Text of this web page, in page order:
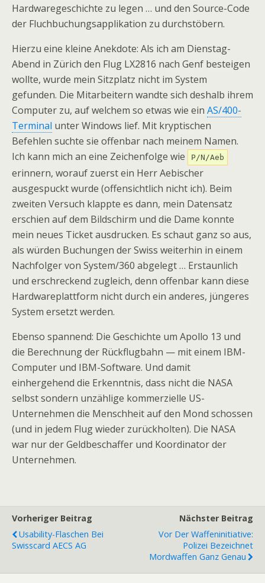
Hardwaregeschichte zu legen … und den Source-Code
der Fluchbuchungsapplikation zu durchstöbern.
Hierzu eine kleine Anekdote: Als ich am Dienstag-
Abend in Zürich den Flug LX2816 nach Genf besteigen
wollte, wurde mein Sitzplatz nicht im System
gefunden. Die Mitarbeitern wandte sich deshalb ihrem
Computer zu, auf welchem so etwas wie ein AS/400-
Terminal unter Windows lief. Mit kryptischen
Befehlen suchte sie offenbar nach meinem Namen.
Ich kann mich an eine Zeichenfolge wie
P/N/Aeb
erinnern, worauf zuerst ein Herr Aebischer
ausgespuckt wurde (offensichtlich nicht ich). Beim
zweiten Versuch klappte es dann, mein Datensatz
erschien auf dem Bildschirm und die Dame konnte
mein neues Ticket ausdrucken. Es schaut ganz so aus,
als würden Buchungen der Swiss weiterhin in einem
Nachfolger von System/360 abgelegt … Erstaunlich
und erschreckend zugleich, denn offenbar kann diese
Hardwareplattform nicht durch ein anderes, jüngeres
System ersetzt werden.
Ebenso spannend: Die Geschichte um Apollo 13 und
die Berechnung der Rückflugbahn — mit einem IBM-
Computer und IBM-Software. Und damit
einhergehend die Erkenntnis, dass nicht die NASA
selbst sondern unzählige kommerzielle US-
Unternehmen die Menschheit auf den Mond schossen
(und in jedem Flug wieder zurückholten). Die NASA
war nur der Geldbeschaffer und Koordinator der
Unternehmen.
Vorheriger Beitrag
Usability-Flaschen Bei
Swisscard AECS AG
Nächster Beitrag
Vor Der Waffeninitiative:
Polizei Bezeichnet
Mordwaffen Ganz Genau